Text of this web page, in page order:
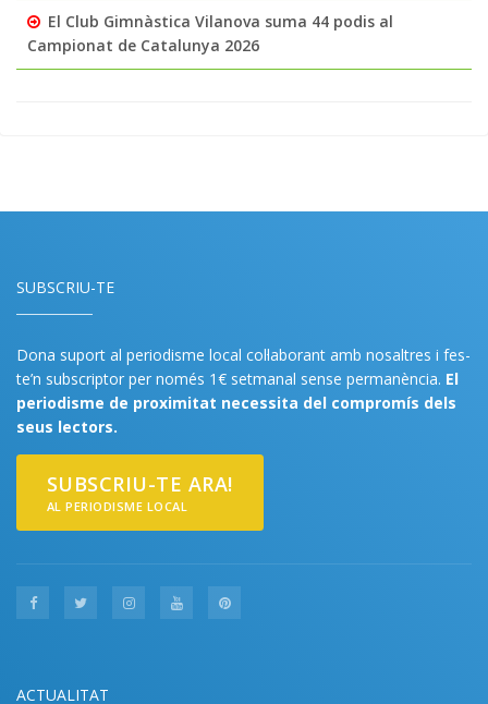
El Club Gimnàstica Vilanova suma 44 podis al
Campionat de Catalunya 2026
SUBSCRIU-TE
Dona suport al periodisme local col·laborant amb nosaltres i fes-
te’n subscriptor per només 1€ setmanal sense permanència. El
periodisme de proximitat necessita del compromís dels
seus lectors.
SUBSCRIU-TE ARA!
AL PERIODISME LOCAL
ACTUALITAT